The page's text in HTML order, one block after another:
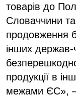
товарів до
Словаччини
продовження
інших держав-
продукції в
межами ЄС», –